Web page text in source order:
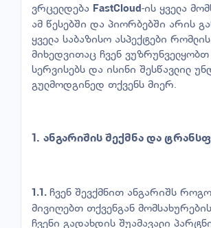
ვრცელდება FastCloud-ის ყველა
ამ წესებში და პიორბებში არის
ყველა საბაზისო ასპექტები რომლის
მიხედვითაც ჩვენ ვუზრუნველყობთ
სერვისებს და ისინი შესწავლილ
გულმოდგინედ თქვენს მიერ.
1. ანგარიშის შექმნა და
1.1. ჩვენ შევქმნით ანგარიშს
მივიღებთ თქვენგან
ჩვენი გადახდის შუამავალი